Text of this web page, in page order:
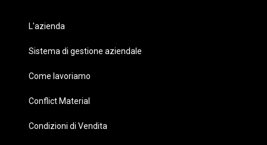
L'azienda
Sistema di gestione aziendale
Come lavoriamo
Conflict Material
Condizioni di Vendita